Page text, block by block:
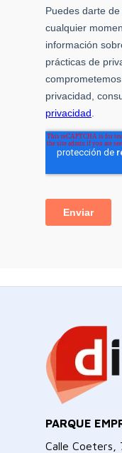
PARQUE
Calle Coeters,